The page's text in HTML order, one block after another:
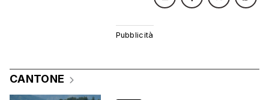
CANTONE